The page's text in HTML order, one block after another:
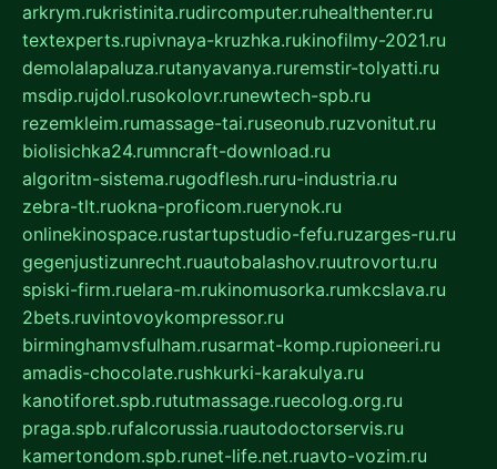
arkrym.rukristinita.rudircomputer.ruhealthenter.ru
textexperts.rupivnaya-kruzhka.rukinofilmy-2021.ru
demolalapaluza.rutanyavanya.ruremstir-tolyatti.ru
msdip.rujdol.rusokolovr.runewtech-spb.ru
rezemkleim.rumassage-tai.ruseonub.ruzvonitut.ru
biolisichka24.rumncraft-download.ru
algoritm-sistema.rugodflesh.ruru-industria.ru
zebra-tlt.ruokna-proficom.ruerynok.ru
onlinekinospace.rustartupstudio-fefu.ruzarges-ru.ru
gegenjustizunrecht.ruautobalashov.ruutrovortu.ru
spiski-firm.ruelara-m.rukinomusorka.rumkcslava.ru
2bets.ruvintovoykompressor.ru
birminghamvsfulham.rusarmat-komp.rupioneeri.ru
amadis-chocolate.rushkurki-karakulya.ru
kanotiforet.spb.rututmassage.ruecolog.org.ru
praga.spb.rufalcorussia.ruautodoctorservis.ru
kamertondom.spb.runet-life.net.ruavto-vozim.ru